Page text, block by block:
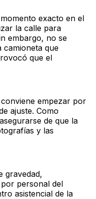
exacto en el
la calle para
embargo, no se
camioneta que
que el
empezar por
ajuste. Como
de que la
y las
gravedad,
personal del
asistencial de la